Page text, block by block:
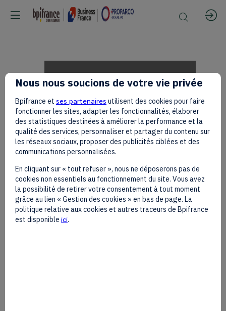
Charles
Kié,
Genesis
Holding
Nous nous soucions de votre vie privée
Bpifrance et ses partenaires utilisent des cookies pour faire
fonctionner les sites, adapter les fonctionnalités, élaborer
des statistiques destinées à améliorer la performance et la
qualité des services, personnaliser et partager du contenu sur
les réseaux sociaux, proposer des publicités ciblées et des
communications personnalisées.
En cliquant sur « tout refuser », nous ne déposerons pas de
cookies non essentiels au fonctionnement du site. Vous avez
la possibilité de retirer votre consentement à tout moment
grâce au lien « Gestion des cookies » en bas de page. La
politique relative aux cookies et autres traceurs de Bpifrance
est disponible ici.